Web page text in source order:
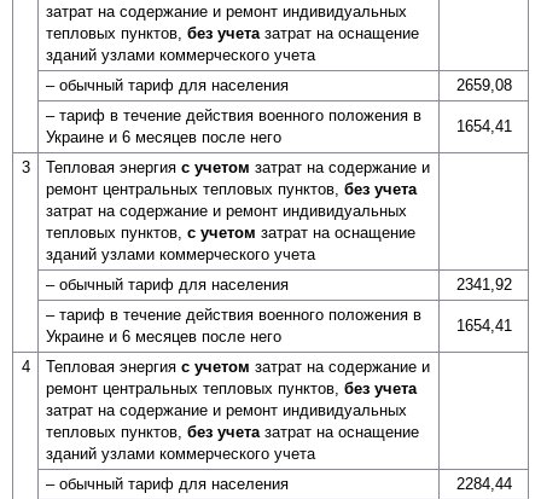
затрат на содержание и ремонт индивидуальных
тепловых пунктов,без учета затрат на оснащение
зданий узлами коммерческого учета
– обычный тариф для населения
2659,08
– тариф в течение действия военного положения в
Украине и 6 месяцев после него
1654,41
3 Тепловая энергияс учетом затрат на содержание и
ремонт центральных тепловых пунктов,без учета
затрат на содержание и ремонт индивидуальных
тепловых пунктов,с учетом затрат на оснащение
зданий узлами коммерческого учета
– обычный тариф для населения
2341,92
– тариф в течение действия военного положения в
Украине и 6 месяцев после него
1654,41
4 Тепловая энергияс учетом затрат на содержание и
ремонт центральных тепловых пунктов,без учета
затрат на содержание и ремонт индивидуальных
тепловых пунктов,без учета затрат на оснащение
зданий узлами коммерческого учета
– обычный тариф для населения
2284,44